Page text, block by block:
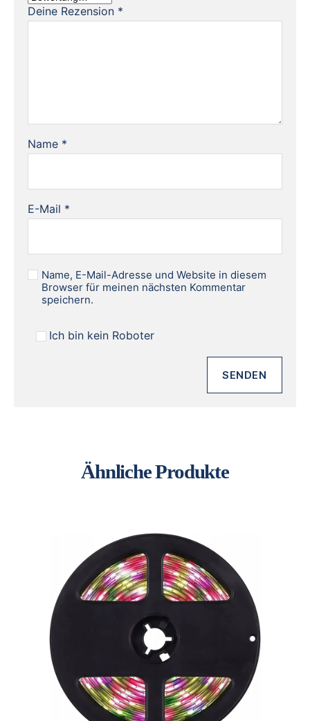
Deine Rezension *
Name *
E-Mail *
Name, E-Mail-Adresse und Website in diesem
Browser für meinen nächsten Kommentar
speichern.
Ich bin kein Roboter
Ähnliche Produkte